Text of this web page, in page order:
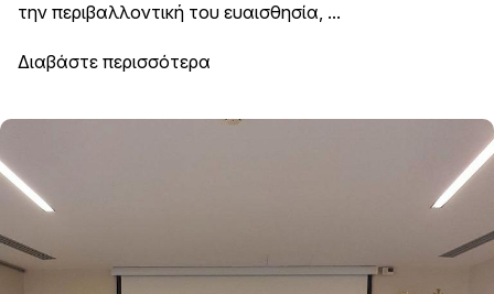
την περιβαλλοντική του ευαισθησία, ...
Διαβάστε περισσότερα